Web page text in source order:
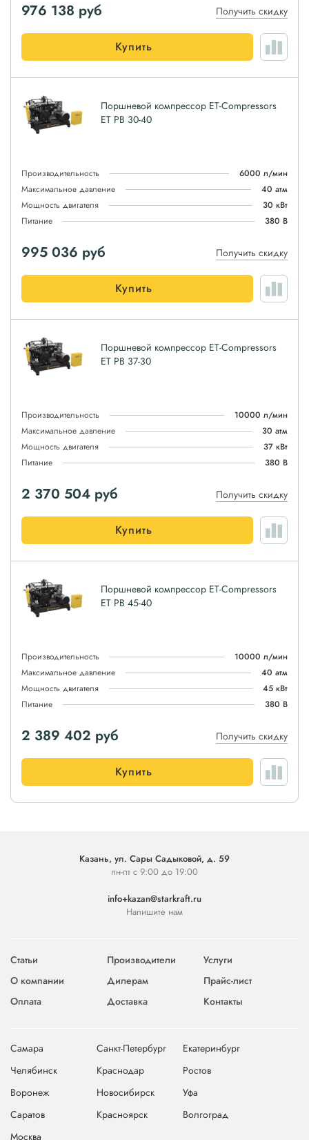
976 138 руб Получить скидку
Купить
Поршневой компрессор ET-Compressors
ET PB 30-40
Производительность
6000 л/мин
Максимальное давление
40 атм
Мощность двигателя
30 кВт
Питание
380 В
995 036 руб Получить скидку
Купить
Поршневой компрессор ET-Compressors
ET PB 37-30
Производительность
10000 л/мин
Максимальное давление
30 атм
Мощность двигателя
37 кВт
Питание
380 В
2 370 504 руб Получить скидку
Купить
Поршневой компрессор ET-Compressors
ET PB 45-40
Производительность
10000 л/мин
Максимальное давление
40 атм
Мощность двигателя
45 кВт
Питание
380 В
2 389 402 руб Получить скидку
Купить
Казань, ул. Сары Садыковой, д. 59
пн-пт с 9:00 до 19:00
info+kazan@starkraft.ru
Напишите нам
Статьи Производители
Услуги
О компании
Дилерам
Прайс-лист
Оплата
Доставка Контакты
Самара Санкт-Петербург
Екатеринбург
Челябинск
Краснодар
Ростов
Воронеж
Новосибирск
Уфа
Саратов
Красноярск
Волгоград
Москва